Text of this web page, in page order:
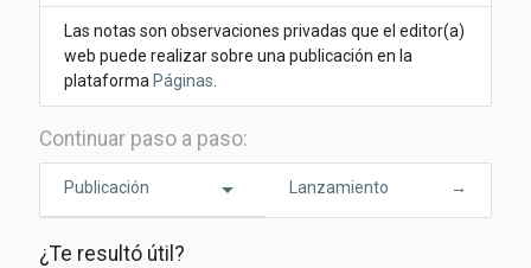
Las notas son observaciones privadas que el editor(a)
web puede realizar sobre una publicación en la
plataforma Páginas
Continuar paso a paso:
arrow_drop_down
Publicación →
Lanzamiento
¿Te resultó útil?